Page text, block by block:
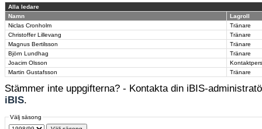
Alla ledare
Namn
Lagroll
Niclas Cronholm
Tränare
Christoffer Lillevang
Tränare
Magnus Bertilsson
Tränare
Björn Lundhag
Tränare
Joacim Olsson
Martin Gustafsson
Tränare
Stämmer inte uppgifterna? - Kontakta din iBIS-
iBIS.
Välj säsong